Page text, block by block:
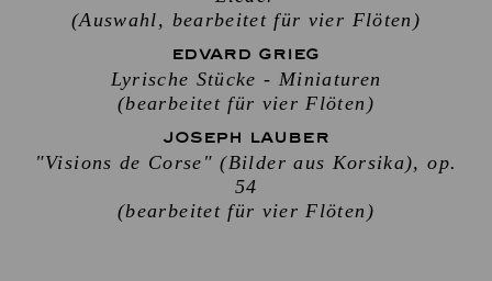
(Auswahl, bearbeitet für vier Flöten)
EDVARD GRIEG
Lyrische Stücke - Miniaturen
(bearbeitet für vier Flöten)
JOSEPH LAUBER
"Visions de Corse" (Bilder aus Korsika), op.
54
(bearbeitet für vier Flöten)